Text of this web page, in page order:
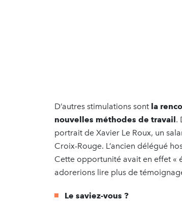
D’autres stimulations sont la
nouvelles méthodes de travail.
portrait de Xavier Le Roux, un
Croix-Rouge. L’ancien délégué
Cette opportunité avait en effet «
adorerions lire plus de
Le saviez-vous ?